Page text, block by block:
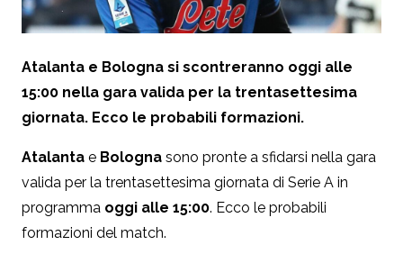
Atalanta e Bologna si scontreranno oggi alle
15:00 nella gara valida per la trentasettesima
giornata. Ecco le probabili formazioni.
Atalanta e Bologna sono pronte a sfidarsi nella gara
valida per la trentasettesima giornata di Serie A in
programma oggi alle 15:00. Ecco le probabili
formazioni del match.